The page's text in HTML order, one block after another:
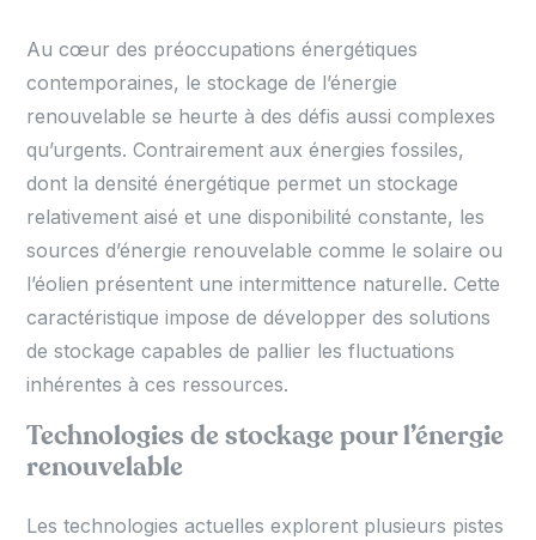
Au cœur des préoccupations énergétiques
contemporaines, le stockage de l’énergie
renouvelable se heurte à des défis aussi complexes
qu’urgents. Contrairement aux énergies fossiles,
dont la densité énergétique permet un stockage
relativement aisé et une disponibilité constante, les
sources d’énergie renouvelable comme le solaire ou
l’éolien présentent une intermittence naturelle. Cette
caractéristique impose de développer des solutions
de stockage capables de pallier les fluctuations
inhérentes à ces ressources.
Technologies de stockage pour l’énergie
renouvelable
Les technologies actuelles explorent plusieurs pistes